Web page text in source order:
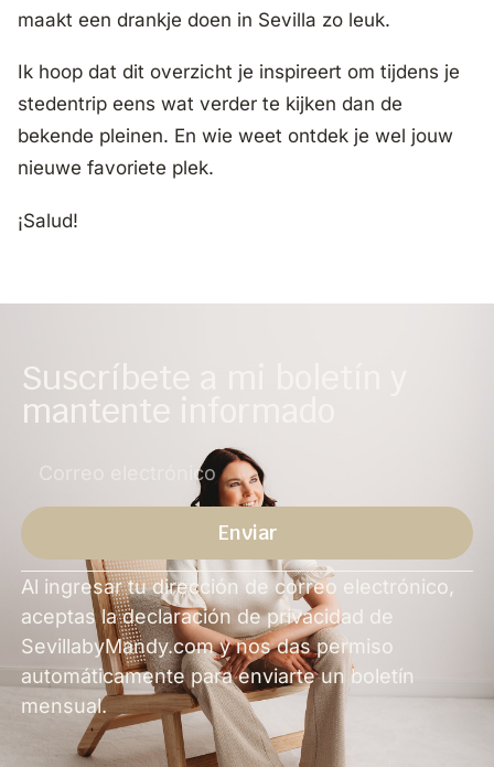
maakt een drankje doen in Sevilla zo leuk.
Ik hoop dat dit overzicht je inspireert om tijdens je
stedentrip eens wat verder te kijken dan de
bekende pleinen. En wie weet ontdek je wel jouw
nieuwe favoriete plek.
¡Salud!
Suscríbete a mi boletín y
mantente informado
Enviar
Alternativa
Al ingresar tu dirección de correo electrónico,
aceptas la declaración de privacidad de
SevillabyMandy.com y nos das permiso
automáticamente para enviarte un boletín
mensual.